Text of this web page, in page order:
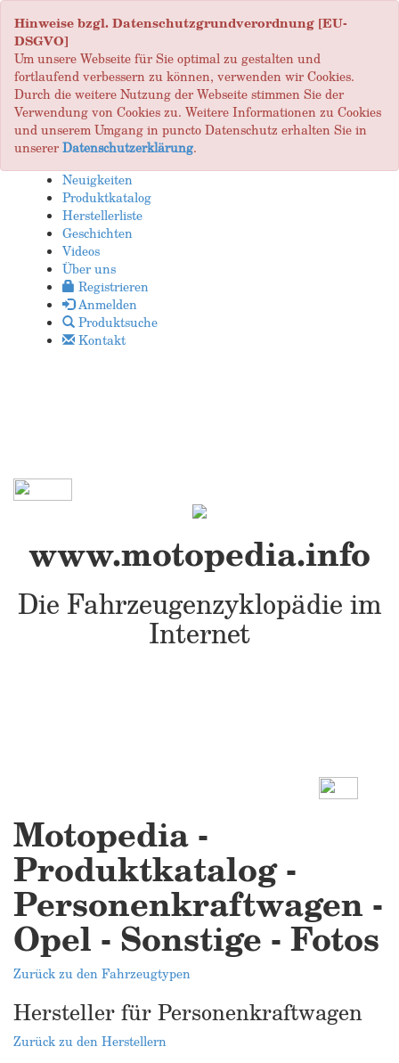
Hinweise bzgl. Datenschutzgrundverordnung [EU-
DSGVO]
Um unsere Webseite für Sie optimal zu gestalten und
fortlaufend verbessern zu können, verwenden wir Cookies.
Durch die weitere Nutzung der Webseite stimmen Sie der
Verwendung von Cookies zu. Weitere Informationen zu Cookies
und unserem Umgang in puncto Datenschutz erhalten Sie in
unsererDatenschutzerklärung.
Neuigkeiten
Produktkatalog
Herstellerliste
Geschichten
Videos
Über uns
Registrieren
Anmelden
Produktsuche
Kontakt
www.motopedia.info
Die Fahrzeugenzyklopädie im
Internet
Motopedia -
Produktkatalog -
Personenkraftwagen -
Opel - Sonstige - Fotos
Zurück zu den Fahrzeugtypen
Hersteller für Personenkraftwagen
Zurück zu den Herstellern